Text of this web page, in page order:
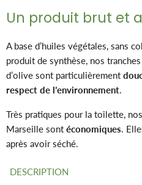
Un produit brut et
A base d’huiles végétales, sans
produit de synthèse, nos
d’olive sont particulièrement
respect de l’environnement.
Très pratiques pour la toilette,
Marseille sont économiques.
après avoir séché.
DESCRIPTION